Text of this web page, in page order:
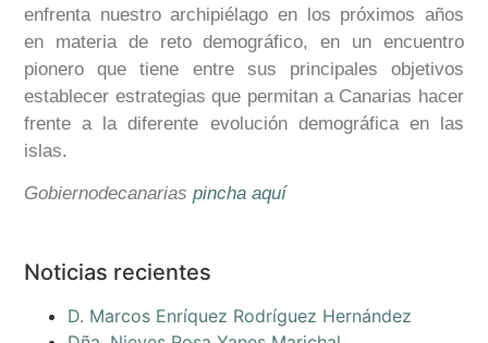
enfrenta nuestro archipiélago en los próximos años
en materia de reto demográfico, en un encuentro
pionero que tiene entre sus principales objetivos
establecer estrategias que permitan a Canarias hacer
frente a la diferente evolución demográfica en las
islas.
Gobiernodecanariaspincha aquí
Noticias recientes
D. Marcos Enríquez Rodríguez Hernández